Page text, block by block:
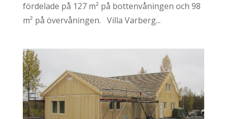
fördelade på 127 m² på bottenvåningen och 98
m² på övervåningen. Villa Varberg...